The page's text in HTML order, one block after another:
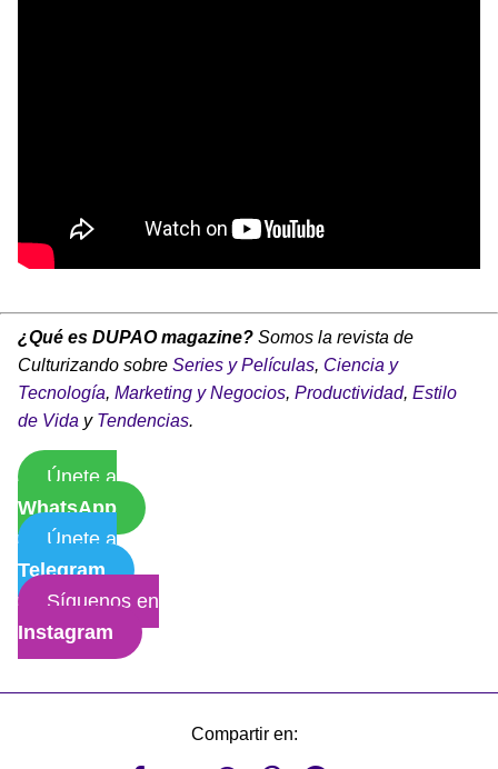
¿Qué es DUPAO magazine? Somos la revista de
Culturizando sobre Series y Películas, Ciencia y
Tecnología, Marketing y Negocios, Productividad, Estilo
de Vida y Tendencias.
Únete a
WhatsApp
Únete a
Telegram
Síguenos en
Instagram
Compartir en: